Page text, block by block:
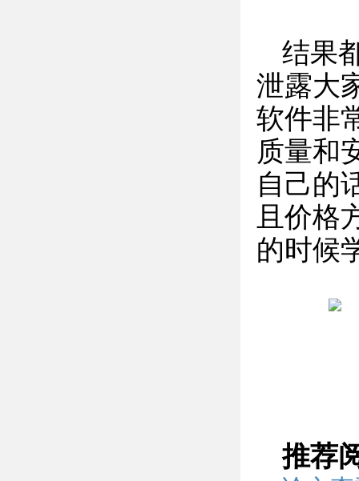
结果
泄露大
软件非
质量和
自己的
且价格
的时候
推荐